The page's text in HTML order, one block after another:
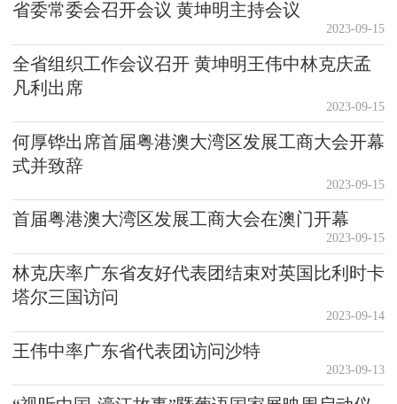
省委常委会召开会议 黄坤明主持会议
2023-09-15
全省组织工作会议召开 黄坤明王伟中林克庆孟
凡利出席
2023-09-15
何厚铧出席首届粤港澳大湾区发展工商大会开幕
式并致辞
2023-09-15
首届粤港澳大湾区发展工商大会在澳门开幕
2023-09-15
林克庆率广东省友好代表团结束对英国比利时卡
塔尔三国访问
2023-09-14
王伟中率广东省代表团访问沙特
2023-09-13